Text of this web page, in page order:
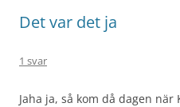
Det var det ja
1 svar
Jaha ja, så kom då dagen